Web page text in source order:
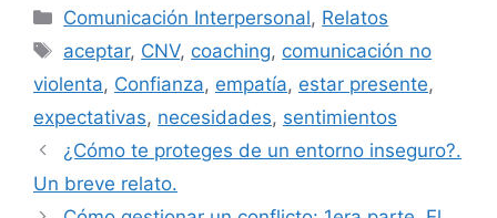
Categorías
Comunicación Interpersonal, Relatos
Etiquetas
aceptar, CNV, coaching, comunicación no
violenta, Confianza, empatía, estar presente,
expectativas, necesidades, sentimientos
¿Cómo te proteges de un entorno inseguro?.
Un breve relato.